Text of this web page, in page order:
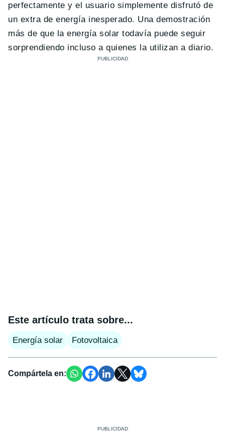
perfectamente y el usuario simplemente disfrutó de
un extra de energía inesperado. Una demostración
más de que la energía solar todavía puede seguir
sorprendiendo incluso a quienes la utilizan a diario.
Este artículo trata sobre...
Energía solar Fotovoltaica
Compártela en: